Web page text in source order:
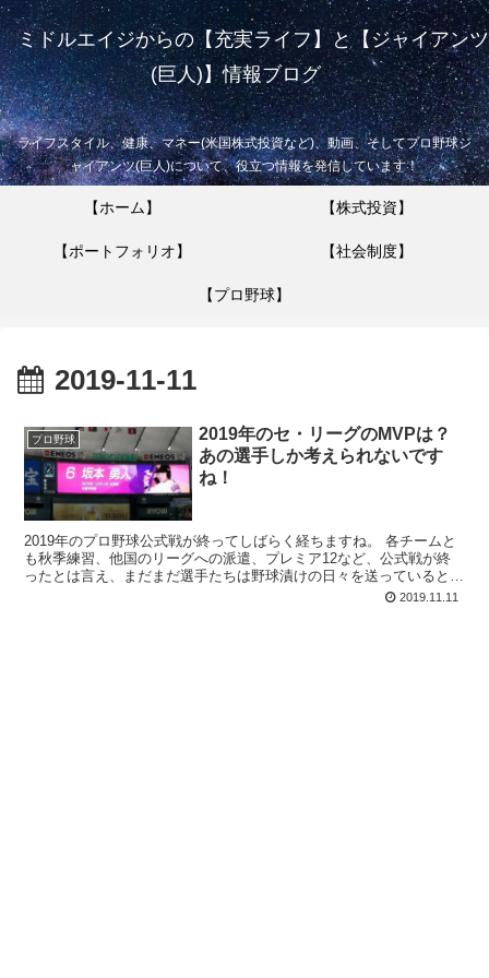
ミドルエイジからの【充実ライフ】と【ジャイアンツ
(巨人)】情報ブログ
ライフスタイル、健康、マネー(米国株式投資など)、動画、そしてプロ野球ジ
ャイアンツ(巨人)について、役立つ情報を発信しています！
【ホーム】 【株式投資】
【ポートフォリオ】 【社会制度】
【プロ野球】
2019-11-11
プロ野球
2019年のセ・リーグのMVPは？
あの選手しか考えられないです
ね！
2019年のプロ野球公式戦が終ってしばらく経ちますね。 各チームと
も秋季練習、他国のリーグへの派遣、プレミア12など、公式戦が終
ったとは言え、まだまだ選手たちは野球漬けの日々を送っていると言
2019.11.11